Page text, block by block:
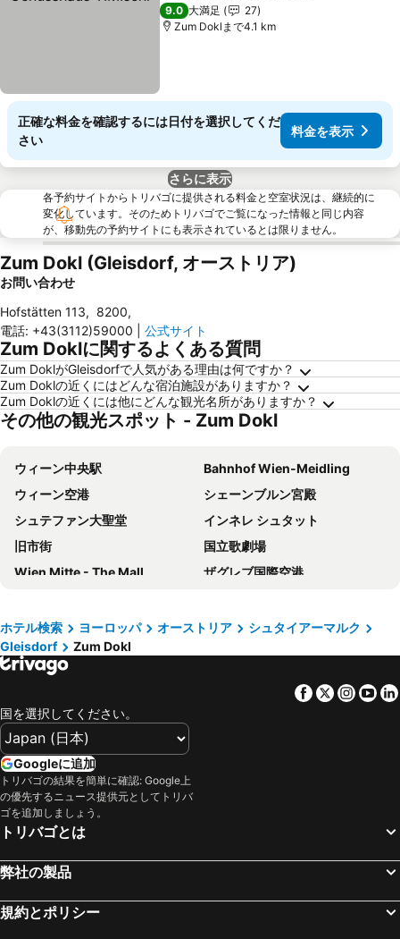
料金を表示
9.0 大満足
27
Zum Doklまで4.1 km
正確な料金を確認するには日付を選択してくだ
さい
料金を表示
さらに表示
各予約サイトからトリバゴに提供される料金と空室状況は、継続的に
変化しています。そのためトリバゴでご覧になった情報と同じ内容
が、移動先の予約サイトにも表示されているとは限りません。
Zum Dokl (Gleisdorf, オーストリア)
お問い合わせ
Hofstätten 113, 8200,
電話: +43(3112)59000 公式サイト
Zum Doklに関するよくある質問
Zum DoklがGleisdorfで人気がある理由は何ですか？
Zum Doklの近くにはどんな宿泊施設がありますか？
Zum Doklの近くには他にどんな観光名所がありますか？
その他の観光スポット - Zum Dokl
ウィーン中央駅
Bahnhof Wien-Meidling
ウィーン空港
シェーンブルン宮殿
シュテファン大聖堂
インネレ シュタット
旧市街
国立歌劇場
Wien Mitte - The Mall
ザグレブ国際空港
U2 Station Stadion
Karlsplatz Parkanlagen
バーンホーフシティ ヴィーン ヴェスト
ホーフブルク宮殿
Museum Hallstatt
Linz Hauptbahnhof
ブラチスラヴァ城
Neubau
Stenjevec
Riviéra
Secession
Sankt Anton von Padua Wien 15
Bahnhof Wien Praterstern
Autobusni Kolodvor Zagreb
ホテル検索 ヨーロッパ オーストリア
シュタイアーマルク
Gleisdorf
Zum Dokl
Facebook
Twitter
国を選択してください。
Googleに追加
トリバゴの結果を簡単に確認: Google上
の優先するニュース提供元としてトリバ
ゴを追加しましょう。
トリバゴとは
弊社の製品
規約とポリシー